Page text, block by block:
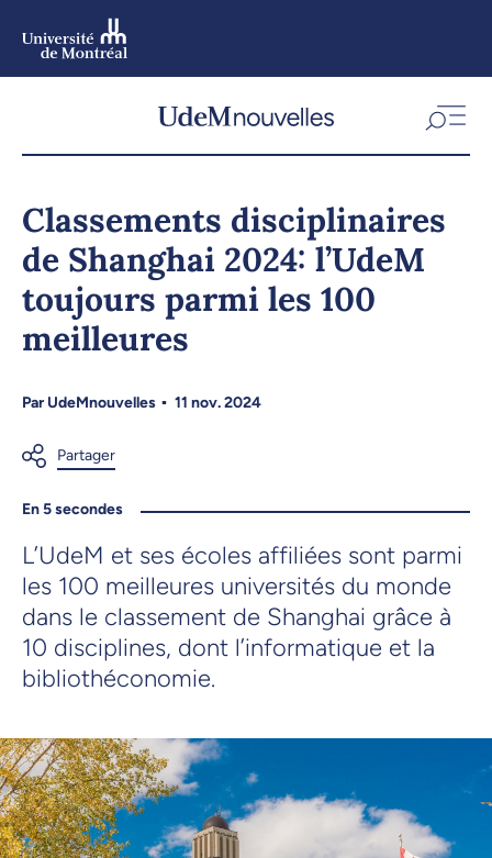
Classements disciplinaires
de Shanghai 2024: l’UdeM
toujours parmi les 100
meilleures
ParUdeMnouvelles 11 nov. 2024
En 5 secondes
L’UdeM et ses écoles affiliées sont parmi
les 100 meilleures universités du monde
dans le classement de Shanghai grâce à
10 disciplines, dont l’informatique et la
bibliothéconomie.